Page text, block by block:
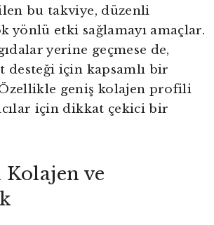
bu takviye, düzenli
yönlü etki sağlamayı amaçlar.
yerine geçmese de,
desteği için kapsamlı bir
geniş kolajen profili
için dikkat çekici bir
ve